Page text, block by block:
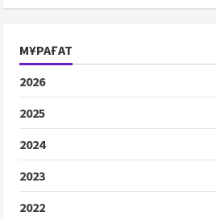
МҰРАҒАТ
2026
2025
2024
2023
2022